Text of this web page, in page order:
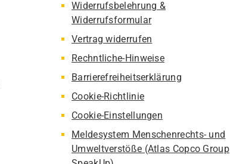
Widerrufsbelehrung &
Widerrufsformular
Vertrag widerrufen
Rechntliche-Hinweise
Barrierefreiheitserklärung
Cookie-Richtlinie
Cookie-Einstellungen
Meldesystem Menschenrechts- und
Umweltverstöße (Atlas Copco Group